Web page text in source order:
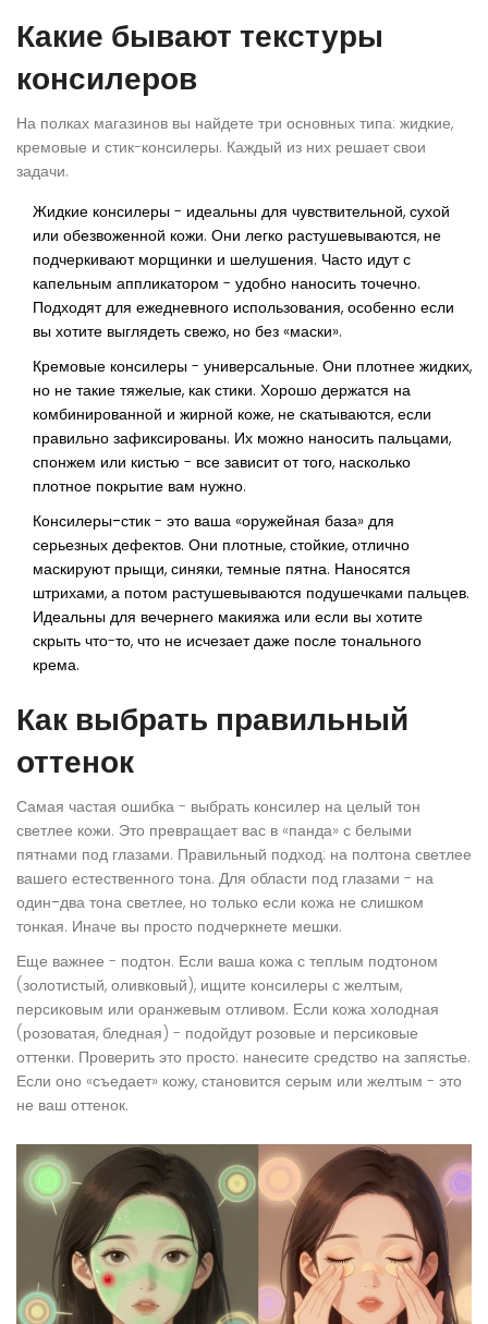
Какие бывают текстуры
консилеров
На полках магазинов вы найдете три основных типа: жидкие,
кремовые и стик-консилеры. Каждый из них решает свои
задачи.
Жидкие консилеры - идеальны для чувствительной, сухой
или обезвоженной кожи. Они легко растушевываются, не
подчеркивают морщинки и шелушения. Часто идут с
капельным аппликатором - удобно наносить точечно.
Подходят для ежедневного использования, особенно если
вы хотите выглядеть свежо, но без «маски».
Кремовые консилеры - универсальные. Они плотнее жидких,
но не такие тяжелые, как стики. Хорошо держатся на
комбинированной и жирной коже, не скатываются, если
правильно зафиксированы. Их можно наносить пальцами,
спонжем или кистью - все зависит от того, насколько
плотное покрытие вам нужно.
Консилеры-стик - это ваша «оружейная база» для
серьезных дефектов. Они плотные, стойкие, отлично
маскируют прыщи, синяки, темные пятна. Наносятся
штрихами, а потом растушевываются подушечками пальцев.
Идеальны для вечернего макияжа или если вы хотите
скрыть что-то, что не исчезает даже после тонального
крема.
Как выбрать правильный
оттенок
Самая частая ошибка - выбрать консилер на целый тон
светлее кожи. Это превращает вас в «панда» с белыми
пятнами под глазами. Правильный подход: на полтона светлее
вашего естественного тона. Для области под глазами - на
один-два тона светлее, но только если кожа не слишком
тонкая. Иначе вы просто подчеркнете мешки.
Еще важнее - подтон. Если ваша кожа с теплым подтоном
(золотистый, оливковый), ищите консилеры с желтым,
персиковым или оранжевым отливом. Если кожа холодная
(розоватая, бледная) - подойдут розовые и персиковые
оттенки. Проверить это просто: нанесите средство на запястье.
Если оно «съедает» кожу, становится серым или желтым - это
не ваш оттенок.